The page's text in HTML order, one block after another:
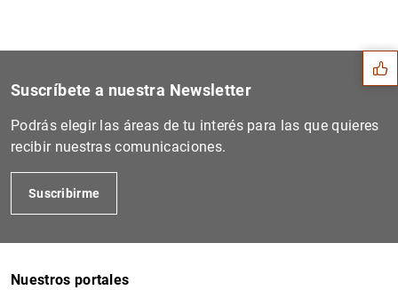
Sugerencias
Suscríbete a nuestra Newsletter
Podrás elegir las áreas de tu interés para las que quieres
recibir nuestras comunicaciones.
Suscribirme
Nuestros portales